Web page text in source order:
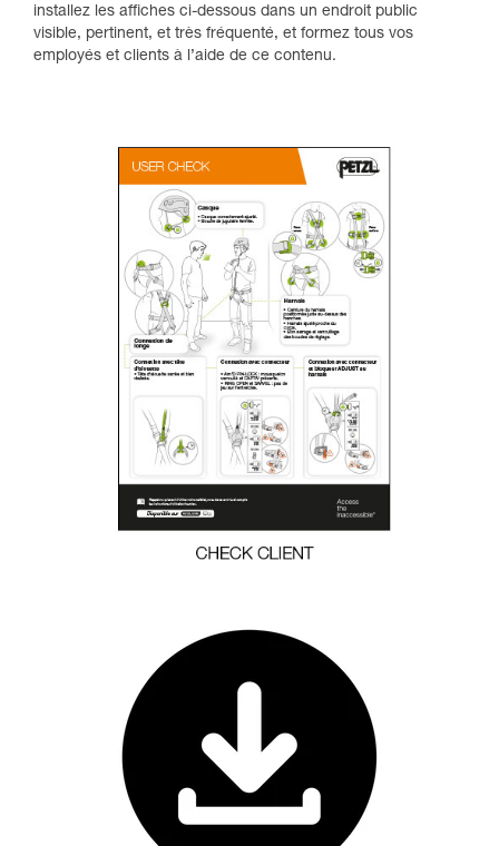
installez les affiches ci-dessous dans un endroit public
visible, pertinent, et très fréquenté, et formez tous vos
employés et clients à l’aide de ce contenu.